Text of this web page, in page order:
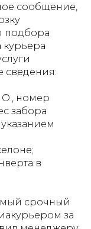
сообщение,
подбора
курьера
сведения:
О., номер
забора
в
срочный
за